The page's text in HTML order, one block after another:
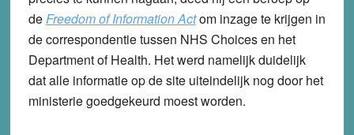
deFreedom of Information Actom inzage te krijgen in
de correspondentie tussen NHS Choices en het
Department of Health. Het werd namelijk duidelijk
dat alle informatie op de site uiteindelijk nog door het
ministerie goedgekeurd moest worden.